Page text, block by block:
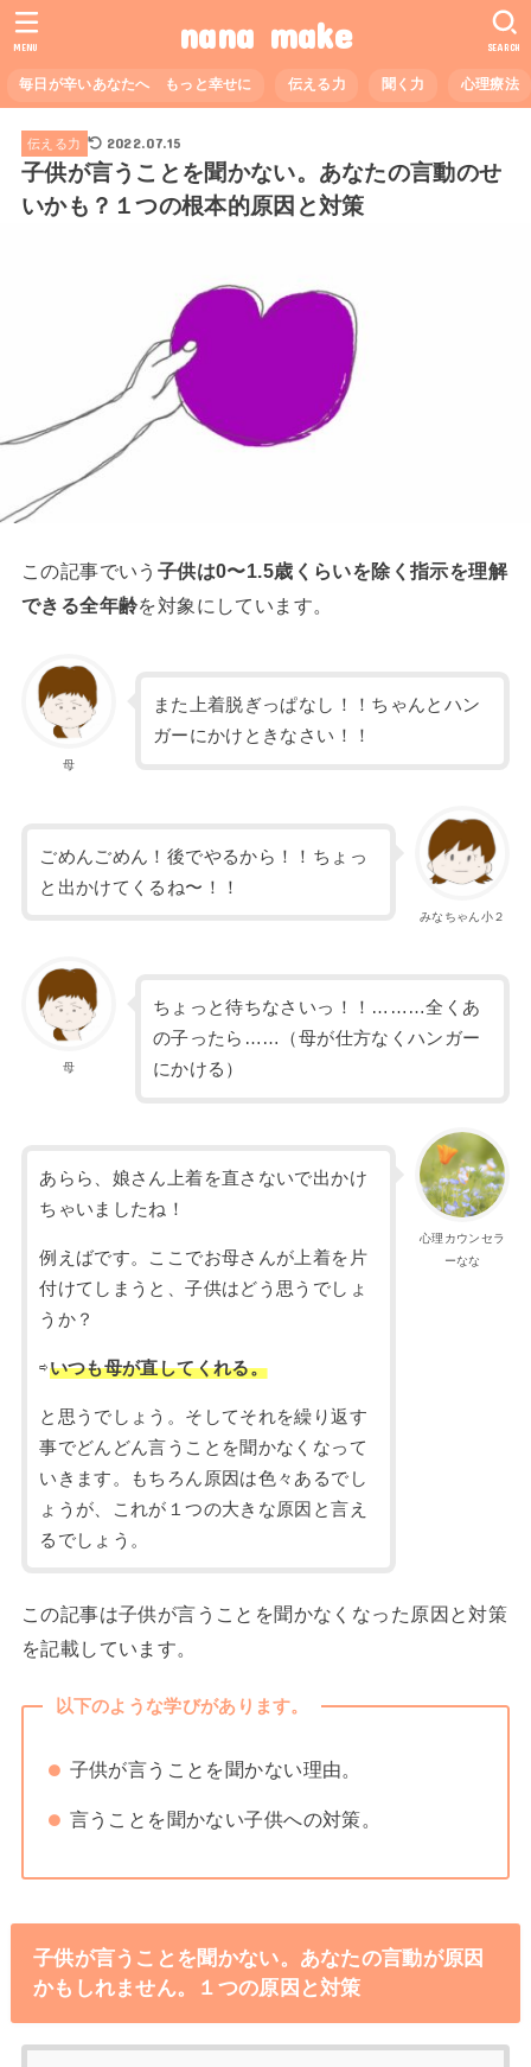
nana make
毎日が辛いあなたへ もっと幸せに 伝える力 聞く力 心理療法
SEARCH
MENU
伝える力 2022.07.15
子供が言うことを聞かない。あなたの言動のせ
いかも？１つの根本的原因と対策
この記事でいう 子供は0〜1.5歳くらいを除く指示を理解
できる全年齢を対象にしています。
母
また上着脱ぎっぱなし！！ちゃんとハン
ガーにかけときなさい！！
みなちゃん小２
ごめんごめん！後でやるから！！ちょっ
と出かけてくるね〜！！
母
ちょっと待ちなさいっ！！………全くあ
の子ったら……（母が仕方なくハンガー
にかける）
心理カウンセラ
ーなな
あらら、娘さん上着を直さないで出かけ
ちゃいましたね！
例えばです。ここでお母さんが上着を片
付けてしまうと、子供はどう思うでしょ
うか？
⇨いつも母が直してくれる。
と思うでしょう。そしてそれを繰り返す
事でどんどん言うことを聞かなくなって
いきます。もちろん原因は色々あるでし
ょうが、これが１つの大きな原因と言え
るでしょう。
この記事は子供が言うことを聞かなくなった原因と対策
を記載しています。
以下のような学びがあります。
子供が言うことを聞かない理由。
言うことを聞かない子供への対策。
子供が言うことを聞かない。あなたの言動が原因
かもしれません。１つの原因と対策